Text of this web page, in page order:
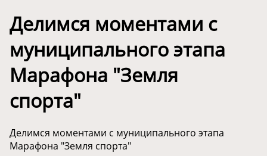
Делимся моментами с
муниципального этапа
Марафона "Земля
спорта"
Делимся моментами с муниципального этапа
Марафона "Земля спорта"